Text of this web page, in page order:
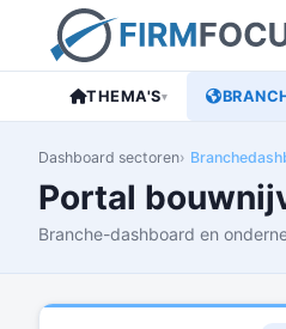
THEMA'S▾
Dashboard sectoren
Portal
Branche-dashboard en